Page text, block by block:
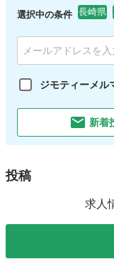
選択中の条件 長崎県
ジモティーメル
新着
投稿
求人